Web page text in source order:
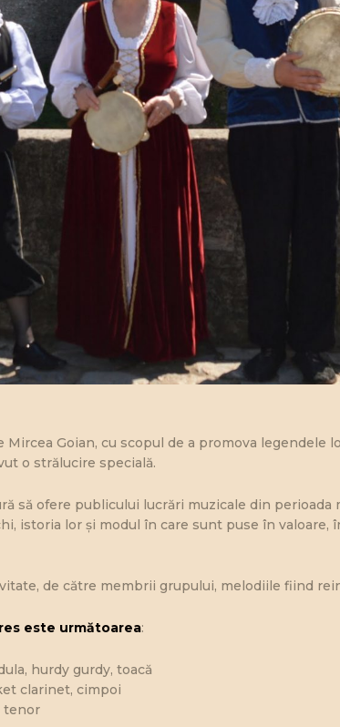
Goian, cu scopul de a promova legendele
o strălucire specială.
să ofere publicului lucrări muzicale din perioada
istoria lor și modul în care sunt puse în valoare,
de către membrii grupului, melodiile fiind
este următoarea:
hurdy gurdy, toacă
clarinet, cimpoi
tenor